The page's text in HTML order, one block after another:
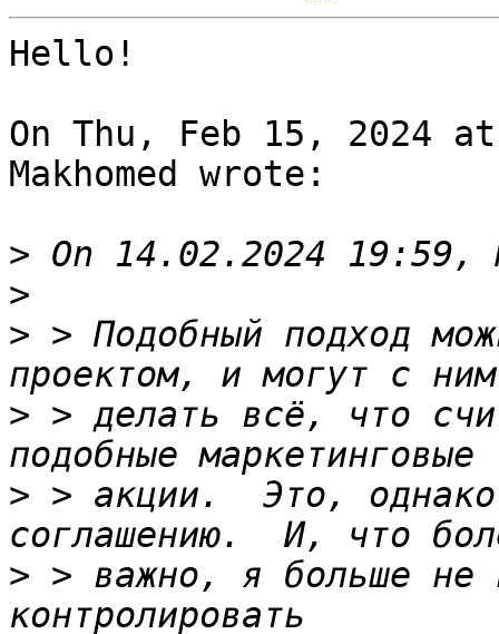
Hello!
On Thu, Feb 15, 2024 at
Makhomed wrote:
>
>
> > Подобный подход
> > делать всё, что
> > акции.  Это,
> > важно, я больше не